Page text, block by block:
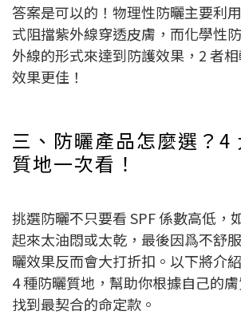
答案是可以的！物理性防曬主要利
式阻擋紫外線穿透皮膚，而化學性
外線的形式來達到防護效果，2 者
效果更佳！
三、防曬產品怎麼選？4
質地一次看！
挑選防曬不只要看 SPF 係數高低，
起來太油悶或太乾，最後因爲不舒
曬效果反而會大打折扣。以下將介
4 種防曬質地，幫助你根據自己的
找到最契合的命定款。